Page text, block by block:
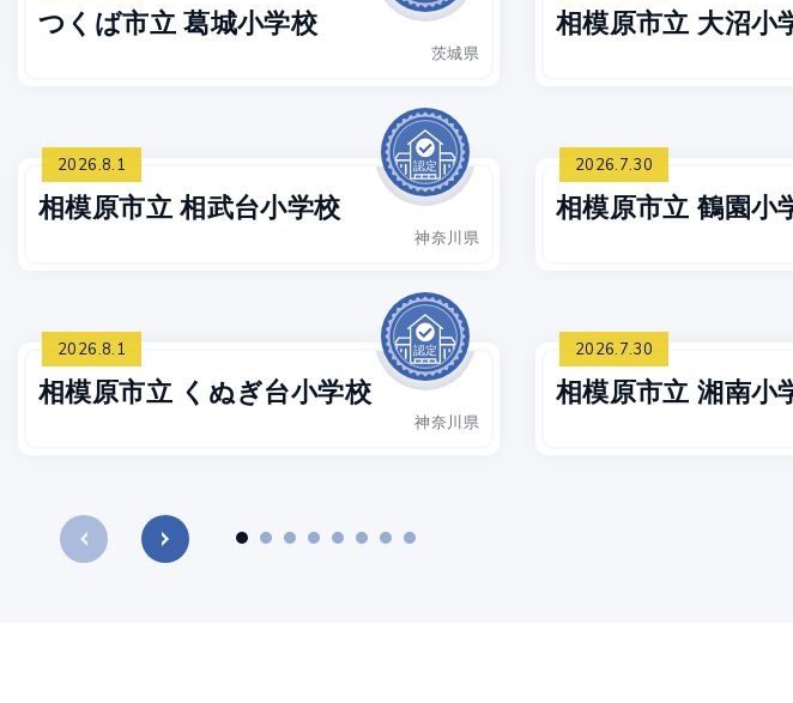
つくば市立 葛城小学校
茨城県
2026.8.1
相模原市立 相武台小学校
神奈川県
2026.8.1
相模原市立 くぬぎ台小学校
神奈川県
相模原市立 大沼小
2026.7.30
相模原市立 鶴園小
2026.7.30
相模原市立 湘南小